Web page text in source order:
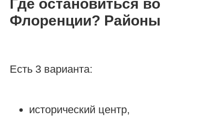
Где остановиться во
Флоренции? Районы
Есть 3 варианта:
исторический центр,